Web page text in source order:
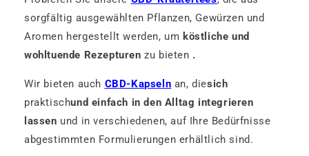
sorgfältig ausgewählten Pflanzen, Gewürzen und
Aromen hergestellt werden, um köstliche und
wohltuende Rezepturen zu bieten .
Wir bieten auch CBD-Kapseln an, diesich
praktischund einfach in den Alltag integrieren
lassen und in verschiedenen, auf Ihre Bedürfnisse
abgestimmten Formulierungen erhältlich sind.